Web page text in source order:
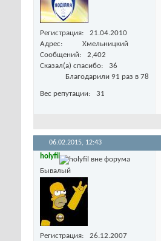
Регистрация
21.04.2010
Адрес
Хмельницкий
Сообщений
2,402
Сказал(а) спасибо
36
Благодарили 91 раз в 78
Вес репутации 31
06.02.2015, 12:43
holyfil
Бывалый
Регистрация
26.12.2007